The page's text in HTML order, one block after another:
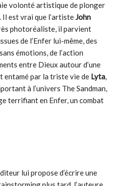
volonté artistique de plonger
Il est vrai que l’artisteJohn
photoréaliste, il parvient
de l’Enfer lui-même, des
émotions, de l’action
entre Dieux autour d’une
entamé par la triste vie de Lyta,
à l’univers The Sandman,
terrifiant en Enfer, un combat
lui propose d’écrire une